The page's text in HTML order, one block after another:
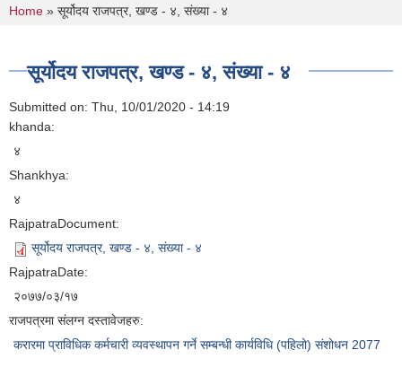
You are here
Home » सूर्योदय राजपत्र, खण्ड - ४, संख्या - ४
सूर्योदय राजपत्र, खण्ड - ४, संख्या - ४
Submitted on: Thu, 10/01/2020 - 14:19
khanda:
४
Shankhya:
४
RajpatraDocument:
सूर्योदय राजपत्र, खण्ड - ४, संख्या - ४
RajpatraDate:
२०७७/०३/१७
राजपत्रमा संलग्न दस्तावेजहरु:
करारमा प्राविधिक कर्मचारी व्यवस्थापन गर्ने सम्बन्धी कार्यविधि (पहिलो) संशोधन 2077